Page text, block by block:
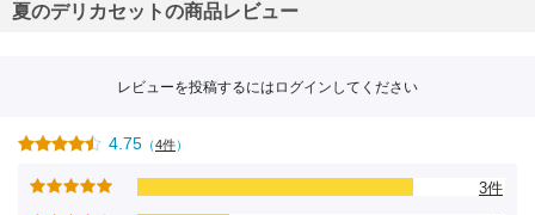
夏のデリカセットの商品レビュー
レビューを投稿するには ログイン してください
4.75 （4件）
3件